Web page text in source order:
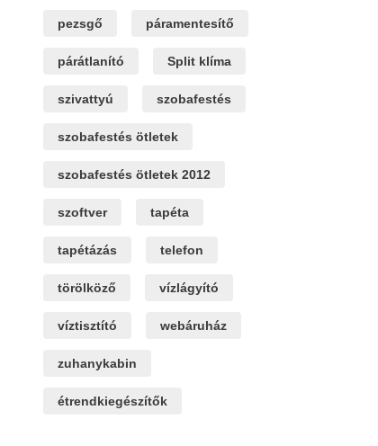
pezsgő páramentesítő
párátlanító Split klíma
szivattyú szobafestés
szobafestés ötletek
szobafestés ötletek 2012
szoftver tapéta
tapétázás telefon
törölköző vízlágyító
víztisztító webáruház
zuhanykabin
étrendkiegészítők